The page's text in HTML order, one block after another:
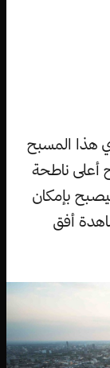
هذا المسبح
أعلى ناطحة
طابق، أي سيصبح بإمكان
200 متر ومشاهدة أفق